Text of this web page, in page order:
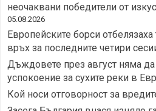
неочаквани победители от
05.08.2026
Европейските борси
връх за последните четири
Дъждовете през август няма да
успокоение за сухите реки в
Кой носи отговорност за